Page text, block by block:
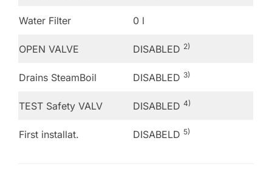
Water Filter 0 l
OPEN VALVE DISABLED 2)
Drains SteamBoil DISABLED 3)
TEST Safety VALV DISABLED 4)
First installat. DISABELD 5)